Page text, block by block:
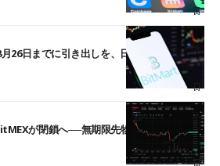
26日までに引き出しを、日本人利用者も対
が閉鎖へ──無期限先物を生んだ11年に